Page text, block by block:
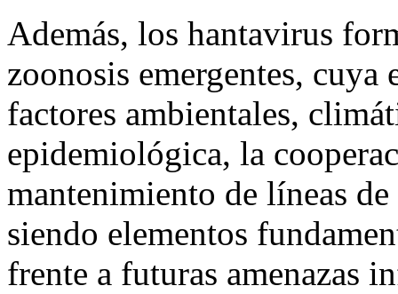
Además, los hantavirus
zoonosis emergentes,
factores ambientales,
epidemiológica, la
mantenimiento de líneas
siendo elementos
frente a futuras amenazas